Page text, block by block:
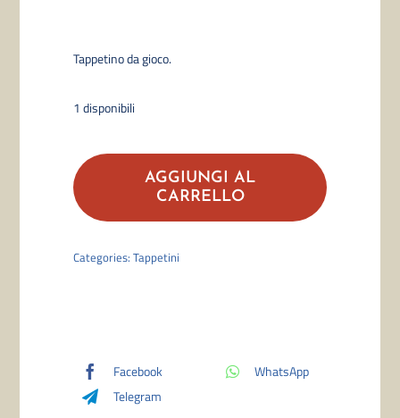
Tappetino da gioco.
1 disponibili
Pro
-
Charmander
AGGIUNGI AL
CARRELLO
Categories:Tappetini
Facebook
WhatsApp
Telegram